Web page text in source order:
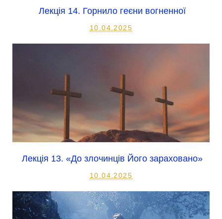
Лекція 14. Горнило геєни вогненної
10.04.2025
Лекція 13. «До злочинців Його зараховано»
10.04.2025